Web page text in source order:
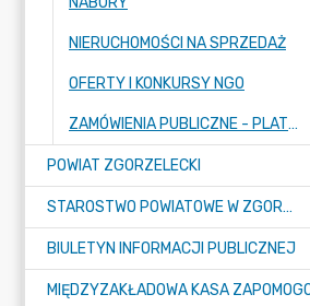
NIERUCHOMOŚCI NA SPRZEDAŻ
OFERTY I KONKURSY NGO
ZAMÓWIENIA PUBLICZNE - PLATFORMA ZAKUPOWA
POWIAT ZGORZELECKI
STAROSTWO POWIATOWE W ZGORZELCU
BIULETYN INFORMACJI PUBLICZNEJ